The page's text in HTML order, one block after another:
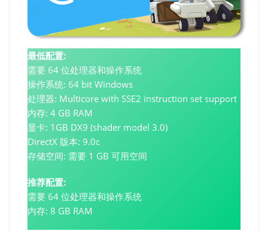
最低配置:
需要 64 位处理器和操作系统
操作系统: 64 bit Windows
处理器: Multicore with SSE2 instruction set support
内存: 4 GB RAM
显卡: 1GB DX9 (shader model 3.0)
DirectX 版本: 9.0c
存储空间: 需要 1 GB 可用空间
推荐配置:
需要 64 位处理器和操作系统
内存: 8 GB RAM